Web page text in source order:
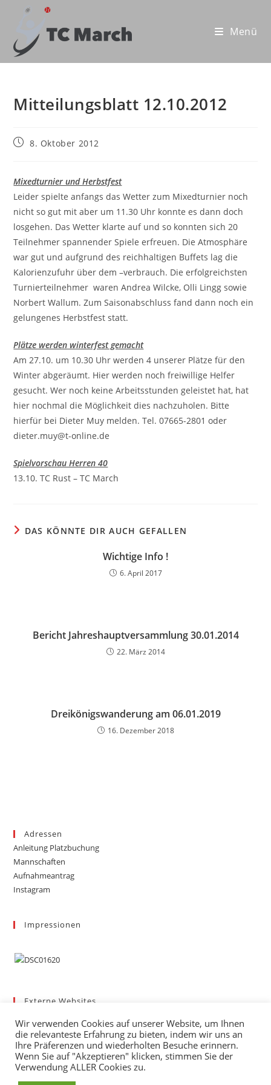
springen
Menü
Mitteilungsblatt 12.10.2012
Beitrag8. Oktober 2012
Mixedturnier und Herbstfest
Leider spielte anfangs das Wetter zum Mixedturnier noch
nicht so gut mit aber um 11.30 Uhr konnte es dann doch
losgehen. Das Wetter klarte auf und so konnten sich 20
Teilnehmer spannender Spiele erfreuen. Die Atmosphäre
war gut und aufgrund des reichhaltigen Buffets lag die
Kalorienzufuhr über dem –verbrauch. Die erfolgreichsten
Turnierteilnehmer waren Andrea Wilcke, Olli Lingg sowie
Norbert Wallum. Zum Saisonabschluss fand dann noch ein
gelungenes Herbstfest statt.
Plätze werden winterfest gemacht
Am 27.10. um 10.30 Uhr werden 4 unserer Plätze für den
Winter abgeräumt. Hier werden noch freiwillige Helfer
gesucht. Wer noch keine Arbeitsstunden geleistet hat, hat
hier nochmal die Möglichkeit dies nachzuholen. Bitte
hierfür bei Dieter Muy melden. Tel. 07665-2801 oder
dieter.muy@t-online.de
Spielvorschau Herren 40
13.10. TC Rust – TC March
DAS KÖNNTE DIR AUCH GEFALLEN
Wichtige Info !
6. April 2017
Bericht Jahreshauptversammlung 30.01.2014
22. März 2014
Dreikönigswanderung am 06.01.2019
16. Dezember 2018
Adressen
Anleitung Platzbuchung
Mannschaften
Aufnahmeantrag
Instagram
Impressionen
Externe Websites
Gemeinde March
Wetter
mybigpoint
Wir verwenden Cookies auf unserer Website, um Ihnen
die relevanteste Erfahrung zu bieten, indem wir uns an
Ihre Präferenzen und wiederholten Besuche erinnern.
Wenn Sie auf "Akzeptieren" klicken, stimmen Sie der
Verwendung ALLER Cookies zu.